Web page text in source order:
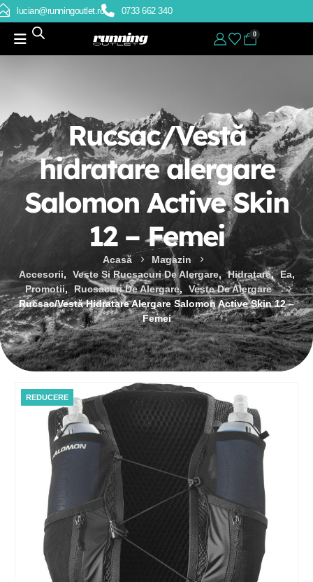
lucian@runningoutlet.ro 0733 662 340
0
Rucsac/Vestă
hidratare alergare
Salomon Active Skin
12 – Femei
Acasă
Magazin
Accesorii, Veste Si Rucsacuri De Alergare, Hidratare, Ea,
Promotii, Rucsacuri De Alergare,
Veste De Alergare
Rucsac/Vestă Hidratare Alergare Salomon Active Skin 12 –
Femei
REDUCERE